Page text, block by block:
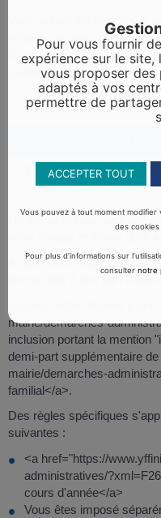
Votre enfant est handicapé
situation fiscale ? Il
d'une imposition séparée
(célibataire, en couple ou
Enfant handicapé
Un enfant mineur, qu'il soit
À partir du
donne droit à une part entière.
mairie/demarches-
inclusion portant la mention
demi-part supplémentaire
mairie/demarches-
familial</a>.
Des règles spécifiques
suivantes :
<a href="https://
administratives/
cours d'année</a>
Vous êtes imposé
Pour vous fournir
expérience sur le site,
vous proposer des
adaptés à vos
permettre de
ACCEPTER TOUT
Vous pouvez à tout moment
des cookies
Pour plus d’informations sur
consulternotre